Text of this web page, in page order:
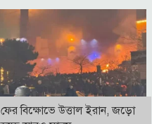
ফের বিক্ষোভে উত্তাল ইরান, জড়ো